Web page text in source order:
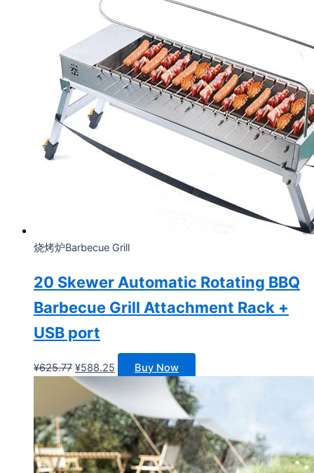
烧烤炉Barbecue Grill
20 Skewer Automatic Rotating BBQ
Barbecue Grill Attachment Rack +
USB port
¥625.77 原
价
为：
¥625.77。
¥588.25
格
为：
¥588.25。
Buy Now